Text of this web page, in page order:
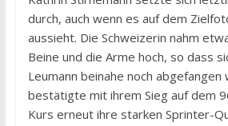
durch, auch wenn es auf dem
aussieht. Die Schweizerin nahm
Beine und die Arme hoch, so dass
Leumann beinahe noch abgefangen
bestätigte mit ihrem Sieg auf dem
Kurs erneut ihre starken Sprinter-